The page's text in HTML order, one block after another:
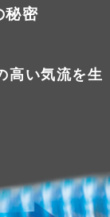
秘密
高い気流を生